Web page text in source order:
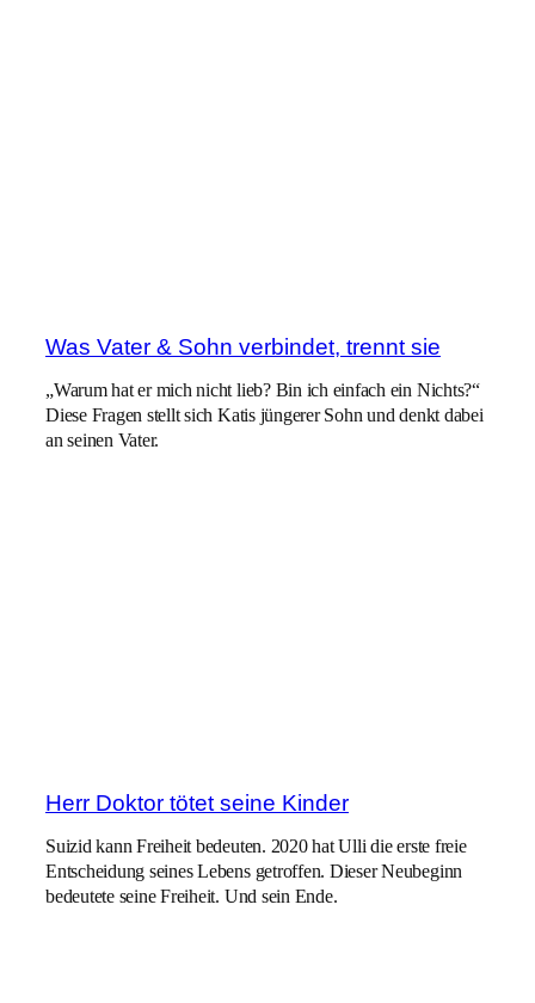
Was Vater & Sohn verbindet, trennt sie
„Warum hat er mich nicht lieb? Bin ich einfach ein Nichts?“
Diese Fragen stellt sich Katis jüngerer Sohn und denkt dabei
an seinen Vater.
Herr Doktor tötet seine Kinder
Suizid kann Freiheit bedeuten. 2020 hat Ulli die erste freie
Entscheidung seines Lebens getroffen. Dieser Neubeginn
bedeutete seine Freiheit. Und sein Ende.